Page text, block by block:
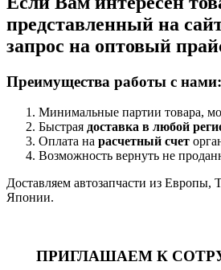
представленный на
запрос на оптовый
Преимущества работы с нами:
Минимальные партии товара,
Быстрая доставка в любой
Оплата на расчетный счет
Возможность вернуть не
Доставляем автозапчасти из
Японии.
ПРИГЛАШАЕМ К